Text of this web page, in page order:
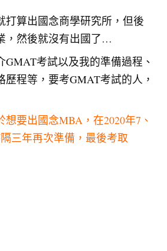
打算出國念商學研究所，但後
，然後就沒有出國了…
GMAT考試以及我的準備過程、
歷程等，要考GMAT考試的人，
想要出國念MBA，在2020年7、
三年再次準備，最後考取